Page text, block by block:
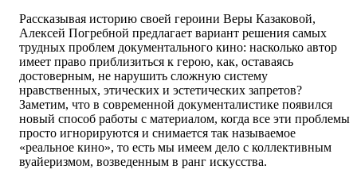
Рассказывая историю своей героини Веры Казаковой,
Алексей Погребной предлагает вариант решения самых
трудных проблем документального кино: насколько автор
имеет право приблизиться к герою, как, оставаясь
достоверным, не нарушить сложную систему
нравственных, этических и эстетических запретов?
Заметим, что в современной документалистике появился
новый способ работы с материалом, когда все эти проблемы
просто игнорируются и снимается так называемое
«реальное кино», то есть мы имеем дело с коллективным
вуайеризмом, возведенным в ранг искусства.